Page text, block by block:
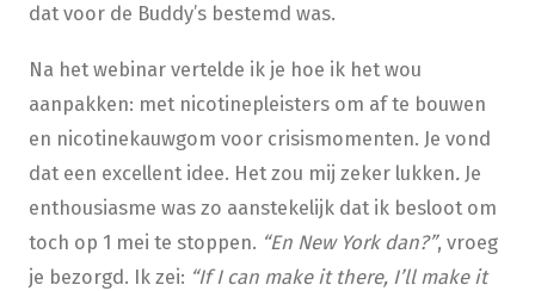
dat voor de Buddy’s bestemd was.
Na het webinar vertelde ik je hoe ik het wou
aanpakken: met nicotinepleisters om af te bouwen
en nicotinekauwgom voor crisismomenten. Je vond
dat een excellent idee. Het zou mij zeker lukken.Je
enthousiasme was zo aanstekelijk dat ik besloot om
toch op 1 mei te stoppen. “En New York dan?”, vroeg
je bezorgd. Ik zei: “If I can make it there, I’ll make it